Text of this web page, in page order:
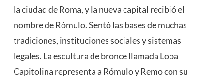
la ciudad de Roma, y ​​la nueva capital recibió el
nombre de Rómulo. Sentó las bases de muchas
tradiciones, instituciones sociales y sistemas
legales. La escultura de bronce llamada Loba
Capitolina representa a Rómulo y Remo con su